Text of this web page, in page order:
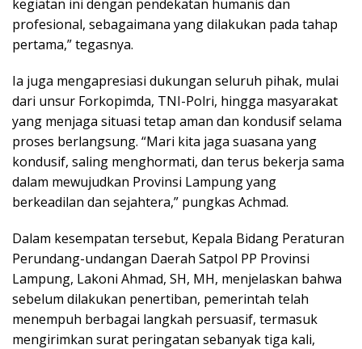
kegiatan ini dengan pendekatan humanis dan
profesional, sebagaimana yang dilakukan pada tahap
pertama,” tegasnya.
Ia juga mengapresiasi dukungan seluruh pihak, mulai
dari unsur Forkopimda, TNI-Polri, hingga masyarakat
yang menjaga situasi tetap aman dan kondusif selama
proses berlangsung. “Mari kita jaga suasana yang
kondusif, saling menghormati, dan terus bekerja sama
dalam mewujudkan Provinsi Lampung yang
berkeadilan dan sejahtera,” pungkas Achmad.
Dalam kesempatan tersebut, Kepala Bidang Peraturan
Perundang-undangan Daerah Satpol PP Provinsi
Lampung, Lakoni Ahmad, SH, MH, menjelaskan bahwa
sebelum dilakukan penertiban, pemerintah telah
menempuh berbagai langkah persuasif, termasuk
mengirimkan surat peringatan sebanyak tiga kali,